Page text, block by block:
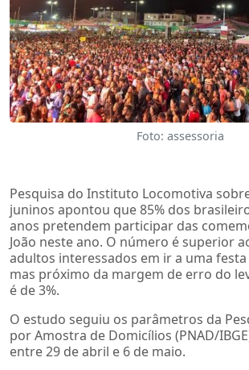
Foto: assessoria
Pesquisa do Instituto Locomotiva
juninos apontou que 85% dos
anos pretendem participar das
João neste ano. O número é superior
adultos interessados em ir a uma
mas próximo da margem de erro do
é de 3%.
O estudo seguiu os parâmetros da
por Amostra de Domicílios (PNAD/
entre 29 de abril e 6 de maio.